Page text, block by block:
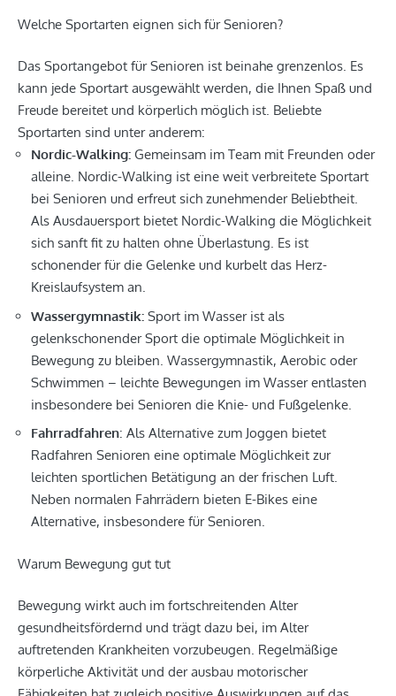
Welche Sportarten eignen sich für Senioren?
Das Sportangebot für Senioren ist beinahe grenzenlos. Es
kann jede Sportart ausgewählt werden, die Ihnen Spaß und
Freude bereitet und körperlich möglich ist. Beliebte
Sportarten sind unter anderem:
Nordic-Walking: Gemeinsam im Team mit Freunden oder
alleine. Nordic-Walking ist eine weit verbreitete Sportart
bei Senioren und erfreut sich zunehmender Beliebtheit.
Als Ausdauersport bietet Nordic-Walking die Möglichkeit
sich sanft fit zu halten ohne Überlastung. Es ist
schonender für die Gelenke und kurbelt das Herz-
Kreislaufsystem an.
Wassergymnastik: Sport im Wasser ist als
gelenkschonender Sport die optimale Möglichkeit in
Bewegung zu bleiben. Wassergymnastik, Aerobic oder
Schwimmen – leichte Bewegungen im Wasser entlasten
insbesondere bei Senioren die Knie- und Fußgelenke.
Fahrradfahren: Als Alternative zum Joggen bietet
Radfahren Senioren eine optimale Möglichkeit zur
leichten sportlichen Betätigung an der frischen Luft.
Neben normalen Fahrrädern bieten E-Bikes eine
Alternative, insbesondere für Senioren.
Warum Bewegung gut tut
Bewegung wirkt auch im fortschreitenden Alter
gesundheitsfördernd und trägt dazu bei, im Alter
auftretenden Krankheiten vorzubeugen. Regelmäßige
körperliche Aktivität und der ausbau motorischer